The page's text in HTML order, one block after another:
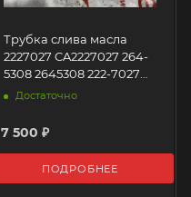
Трубка слива масла
2227027 CA2227027 264-
5308 2645308 222-7027
Caterpillar
Достаточно
7 500 ₽
ПОДРОБНЕЕ